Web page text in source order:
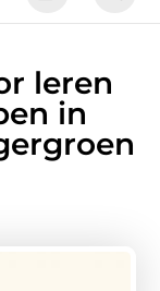
leren
in